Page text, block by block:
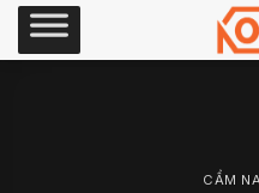
Skip
CẨM